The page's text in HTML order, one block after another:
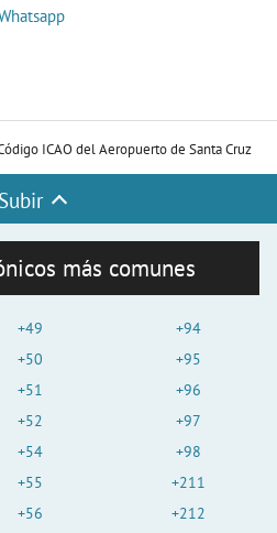
ICAO del Aeropuerto de Santa Cruz
Subir
más comunes
+49
+50
+51
+52
+54
+55
+56
+94
+95
+96
+97
+98
+211
+212